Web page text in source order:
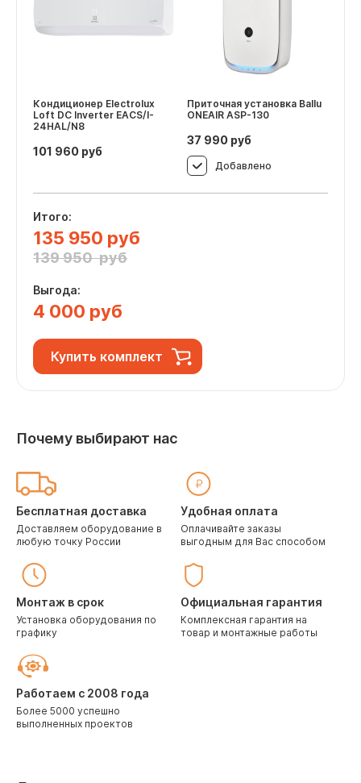
Кондиционер Electrolux
Loft DC Inverter EACS/I-
24HAL/N8
101 960 руб
Приточная установка Ballu
ONEAIR ASP-130
37 990 руб
Добавлено
Итого:
135 950 руб
139 950 руб
Выгода:
4 000 руб
Купить комплект
Почему выбирают нас
Бесплатная доставка
Доставляем оборудование в
любую точку России
Удобная оплата
Оплачивайте заказы
выгодным для Вас способом
Монтаж в срок
Установка оборудования по
графику
Официальная гарантия
Комплексная гарантия на
товар и монтажные работы
Работаем с 2008 года
Более 5000 успешно
выполненных проектов